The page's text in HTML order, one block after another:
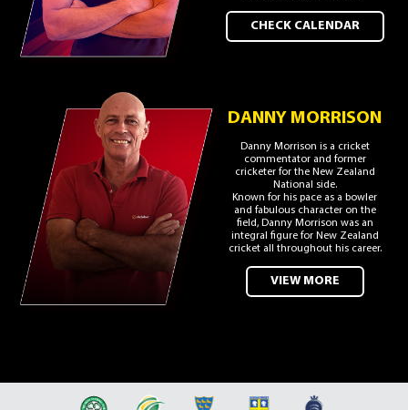
CHECK CALENDAR
DANNY MORRISON
Danny Morrison is a cricket
commentator and former
cricketer for the New Zealand
National side.
Known for his pace as a bowler
and fabulous character on the
field, Danny Morrison was an
integral figure for New Zealand
cricket all throughout his career.
VIEW MORE